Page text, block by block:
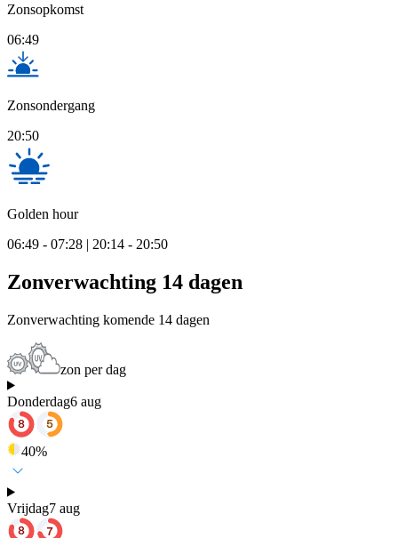
Zonsopkomst
06:49
Zonsondergang
20:50
Golden hour
06:49 - 07:28 | 20:14 - 20:50
Zonverwachting 14 dagen
Zonverwachting komende 14 dagen
zon per dag
Donderdag6 aug
40%
Vrijdag7 aug